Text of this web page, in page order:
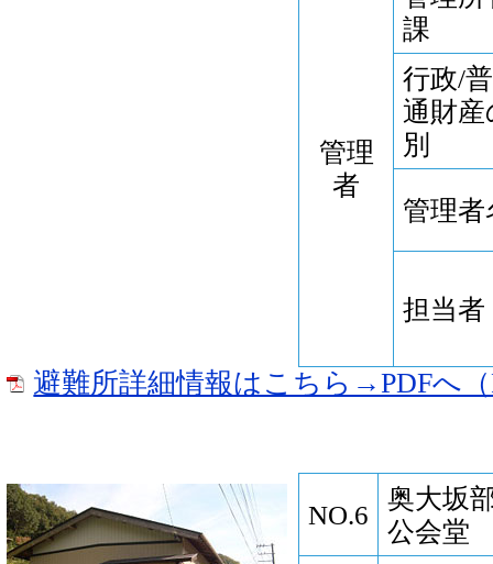
管理
者
課
行政/普
通財産
別
管理者
担当者
避難所詳細情報はこちら→PDFへ（
NO.6
奥大坂
公会堂